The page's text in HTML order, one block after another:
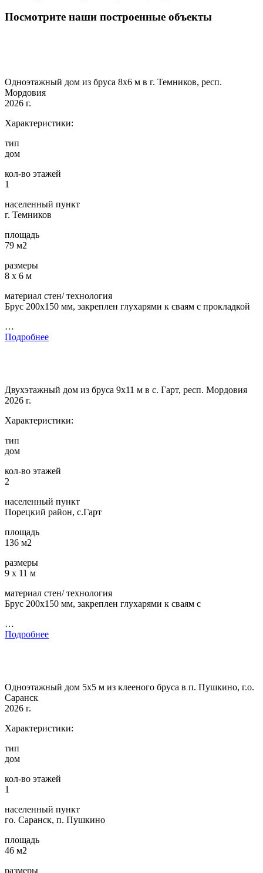
Посмотрите наши построенные объекты
Одноэтажный дом из бруса 8х6 м в г. Темников, респ.
Мордовия
2026 г.
Характеристики:
тип
дом
кол-во этажей
1
населенный пункт
г. Темников
площадь
79 м2
размеры
8 х 6 м
материал стен/ технология
Брус 200х150 мм, закреплен глухарями к сваям с прокладкой
…
Подробнее
Двухэтажный дом из бруса 9х11 м в с. Гарт, респ. Мордовия
2026 г.
Характеристики:
тип
дом
кол-во этажей
2
населенный пункт
Порецкий район, с.Гарт
площадь
136 м2
размеры
9 х 11 м
материал стен/ технология
Брус 200х150 мм, закреплен глухарями к сваям с
…
Подробнее
Одноэтажный дом 5х5 м из клееного бруса в п. Пушкино, г.о.
Саранск
2026 г.
Характеристики:
тип
дом
кол-во этажей
1
населенный пункт
го. Саранск, п. Пушкино
площадь
46 м2
размеры